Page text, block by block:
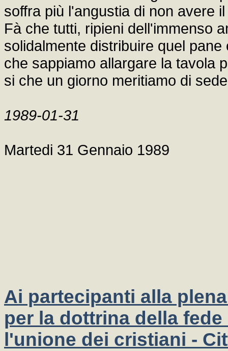
soffra più l'angustia di non avere
Fà che tutti, ripieni dell'immenso
solidalmente distribuire quel
che sappiamo allargare la tavola
si che un giorno meritiamo di
1989-01-31
Martedi 31 Gennaio 1989
Ai partecipanti alla
per la dottrina della
l'unione dei cristiani -